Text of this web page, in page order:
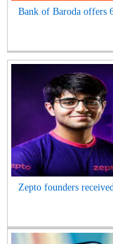
Bank of Baroda offers
Zepto founders